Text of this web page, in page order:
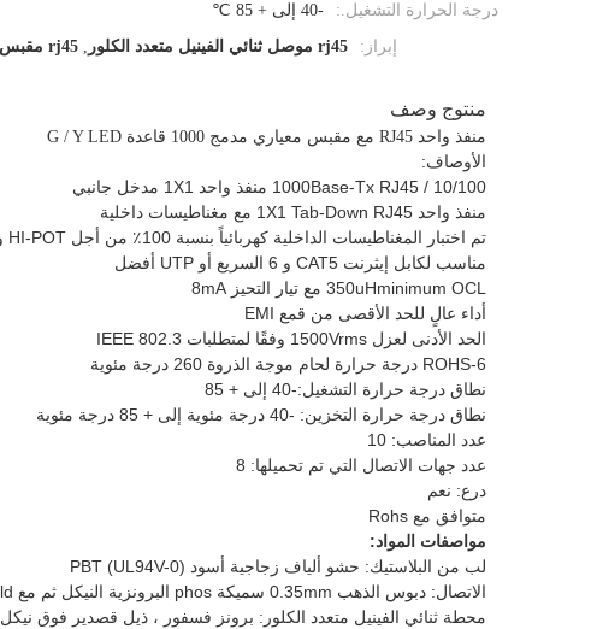
درجة الحرارة التشغيل.:
-40 إلى + 85 ℃
إبراز:
rj45 موصل ثنائي الفينيل متعدد الكلور , rj45 مقبس ثنائي الفينيل متعدد الكلور
منتوج وصف
منفذ واحد RJ45 مع مقبس معياري مدمج 1000 قاعدة G / Y LED
الأوصاف:
10/100 / 1000Base-Tx RJ45 منفذ واحد 1X1 مدخل جانبي
منفذ واحد 1X1 Tab-Down RJ45 مع مغناطيسات داخلية
تم اختبار المغناطيسات الداخلية كهربائياً بنسبة 100٪ من أجل HI-POT والوظائف
مناسب لكابل إيثرنت CAT5 و 6 السريع أو UTP أفضل
350uHminimum OCL مع تيار التحيز 8mA
أداء عالٍ للحد الأقصى من قمع EMI
الحد الأدنى لعزل 1500Vrms وفقًا لمتطلبات IEEE 802.3
ROHS-6 درجة حرارة لحام موجة الذروة 260 درجة مئوية
نطاق درجة حرارة التشغيل:-40 إلى + 85
نطاق درجة حرارة التخزين: -40 درجة مئوية إلى + 85 درجة مئوية
عدد المناصب: 10
عدد جهات الاتصال التي تم تحميلها: 8
درع: نعم
متوافق مع Rohs
مواصفات المواد:
لب من البلاستيك: حشو ألياف زجاجية أسود PBT (UL94V-0)
الاتصال: دبوس الذهب 0.35mm سميكة phos البرونزية النيكل ثم مع 6u'gold
محطة ثنائي الفينيل متعدد الكلور: برونز فسفور ، ذيل قصدير فوق نيكل